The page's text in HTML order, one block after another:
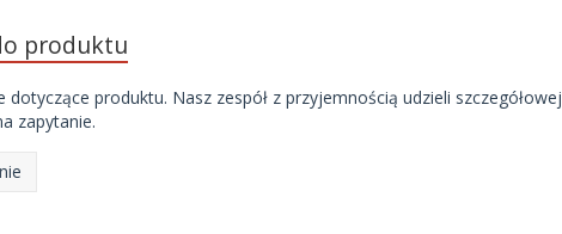
produktu
dotyczące produktu. Nasz zespół z przyjemnością udzieli szczegółowej
zapytanie.